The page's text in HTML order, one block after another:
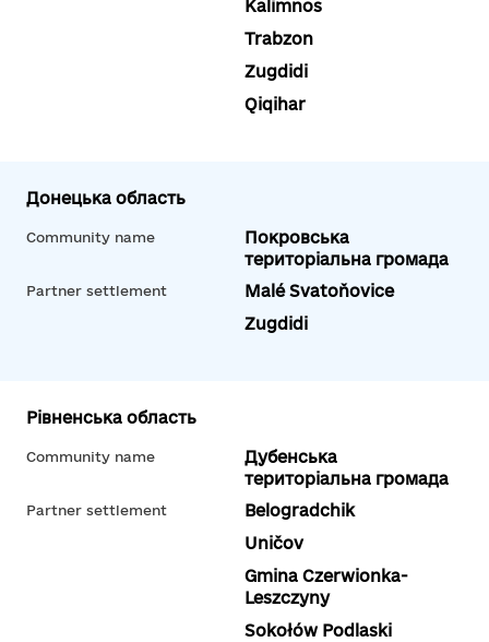
Kalimnos
Trabzon
Zugdidi
Qiqihar
Донецька область
Community name
Покровська
територіальна громада
Partner settlement
Malé Svatoňovice
Zugdidi
Рівненська область
Community name
Дубенська
територіальна громада
Partner settlement
Belogradchik
Uničov
Gmina Czerwionka-
Leszczyny
Sokołów Podlaski